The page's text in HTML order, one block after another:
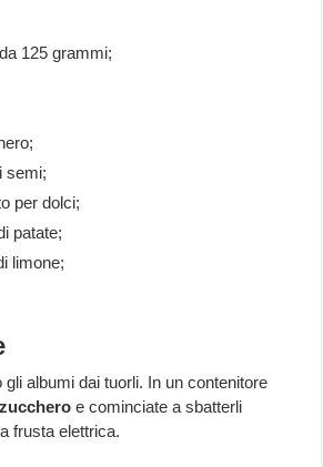
125 grammi;
semi;
per dolci;
patate;
limone;
albumi dai tuorli. In un contenitore
zucchero e cominciate a sbatterli
frusta elettrica.